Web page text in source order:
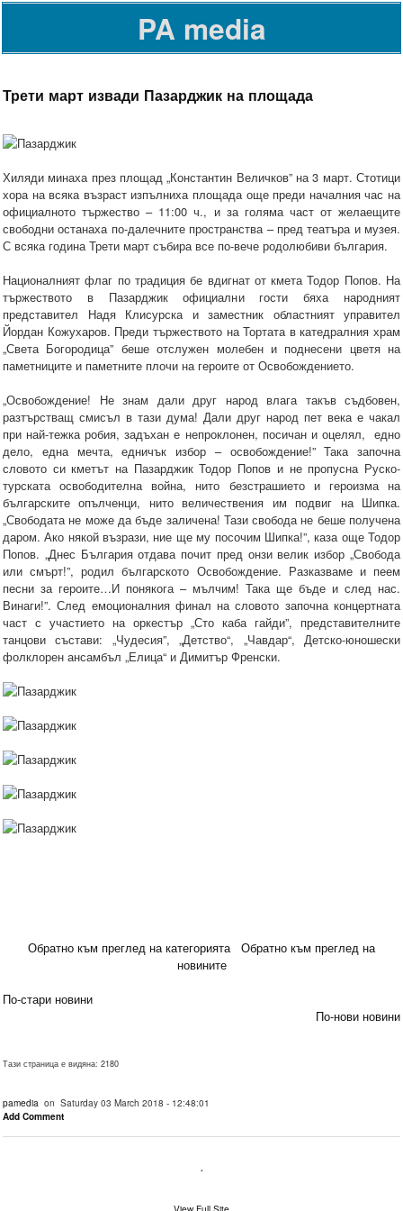
PA media
Трети март извади Пазарджик на площада
Хиляди минаха през площад „Константин Величков” на 3 март. Стотици
хора на всяка възраст изпълниха площада още преди началния час на
официалното тържество – 11:00 ч., и за голяма част от желаещите
свободни останаха по-далечните пространства – пред театъра и музея.
С всяка година Трети март събира все по-вече родолюбиви българия.
Националният флаг по традиция бе вдигнат от кмета Тодор Попов. На
тържеството в Пазарджик официални гости бяха народният
представител Надя Клисурска и заместник областният управител
Йордан Кожухаров. Преди тържеството на Тортата в катедралния храм
„Света Богородица” беше отслужен молебен и поднесени цветя на
паметниците и паметните плочи на героите от Освобождението.
„Освобождение! Не знам дали друг народ влага такъв съдбовен,
разтърстващ смисъл в тази дума! Дали друг народ пет века е чакал
при най-тежка робия, задъхан е непроклонен, посичан и оцелял, едно
дело, една мечта, едничък избор – освобождение!” Така започна
словото си кметът на Пазарджик Тодор Попов и не пропусна Руско-
турската освободителна война, нито безстрашието и героизма на
българските опълченци, нито величествения им подвиг на Шипка.
„Свободата не може да бъде заличена! Тази свобода не беше получена
даром. Ако някой възрази, ние ще му посочим Шипка!”, каза още Тодор
Попов. „Днес България отдава почит пред онзи велик избор „Свобода
или смърт!”, родил българското Освобождение. Разказваме и пеем
песни за героите…И понякога – мълчим! Така ще бъде и след нас.
Винаги!”. След емоционалния финал на словото започна концертната
част с участието на оркестър „Сто каба гайди”, представителните
танцови състави: „Чудесия”, „Детство“, „Чавдар“, Детско-юношески
фолклорен ансамбъл „Елица“ и Димитър Френски.
Обратно към преглед на категорията
Обратно към преглед на
новините
По-стари новини
По-нови новини
Тази страница е видяна: 2180
pamedia on Saturday 03 March 2018 - 12:48:01
Add Comment
.